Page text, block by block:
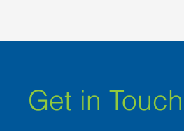
Get in Touch